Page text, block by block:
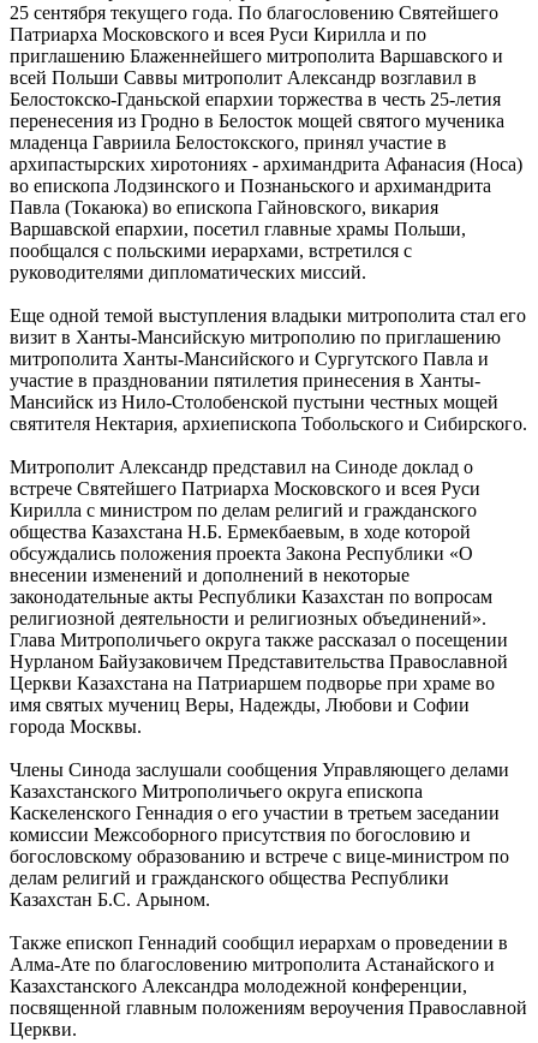
25 сентября текущего года. По благословению Святейшего
Патриарха Московского и всея Руси Кирилла и по
приглашению Блаженнейшего митрополита Варшавского и
всей Польши Саввы митрополит Александр возглавил в
Белостокско-Гданьской епархии торжества в честь 25-летия
перенесения из Гродно в Белосток мощей святого мученика
младенца Гавриила Белостокского, принял участие в
архипастырских хиротониях - архимандрита Афанасия (Носа)
во епископа Лодзинского и Познаньского и архимандрита
Павла (Токаюка) во епископа Гайновского, викария
Варшавской епархии, посетил главные храмы Польши,
пообщался с польскими иерархами, встретился с
руководителями дипломатических миссий.
Еще одной темой выступления владыки митрополита стал его
визит в Ханты-Мансийскую митрополию по приглашению
митрополита Ханты‐Мансийского и Сургутского Павла и
участие в праздновании пятилетия принесения в Ханты-
Мансийск из Нило-Столобенской пустыни честных мощей
святителя Нектария, архиепископа Тобольского и Сибирского.
Митрополит Александр представил на Синоде доклад о
встрече Святейшего Патриарха Московского и всея Руси
Кирилла с министром по делам религий и гражданского
общества Казахстана Н.Б. Ермекбаевым, в ходе которой
обсуждались положения проекта Закона Республики «О
внесении изменений и дополнений в некоторые
законодательные акты Республики Казахстан по вопросам
религиозной деятельности и религиозных объединений».
Глава Митрополичьего округа также рассказал о посещении
Нурланом Байузаковичем Представительства Православной
Церкви Казахстана на Патриаршем подворье при храме во
имя святых мучениц Веры, Надежды, Любови и Софии
города Москвы.
Члены Синода заслушали сообщения Управляющего делами
Казахстанского Митрополичьего округа епископа
Каскеленского Геннадия о его участии в третьем заседании
комиссии Межсоборного присутствия по богословию и
богословскому образованию и встрече с вице-министром по
делам религий и гражданского общества Республики
Казахстан Б.С. Арыном.
Также епископ Геннадий сообщил иерархам о проведении в
Алма-Ате по благословению митрополита Астанайского и
Казахстанского Александра молодежной конференции,
посвященной главным положениям вероучения Православной
Церкви.